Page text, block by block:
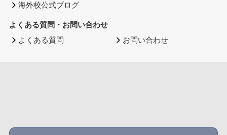
海外校公式ブログ
よくある質問・お問い合わせ
よくある質問
お問い合わせ